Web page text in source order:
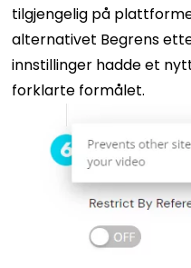
tilgjengelig på
alternativet Begrens
innstillinger hadde et
forklarte formålet.